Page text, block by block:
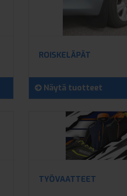
ROISKELÄPÄT
Näytä tuotteet
TYÖVAATTEET